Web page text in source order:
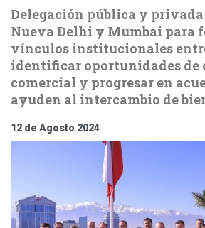
Delegación pública y
Nueva Delhi y Mumbai para
vínculos institucionales
identificar oportunidades de
comercial y progresar en
ayuden al intercambio de
12 de Agosto 2024